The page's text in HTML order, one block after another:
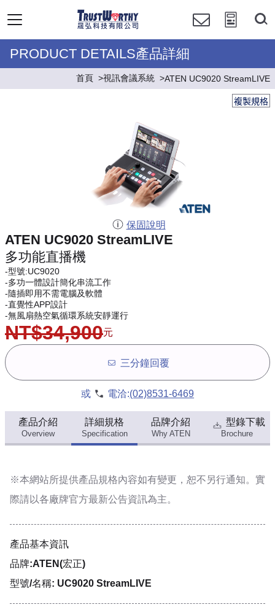
PRODUCT DETAILS產品詳細
首頁 視訊會議系統 ATEN UC9020 StreamLIVE
複製規格
保固說明
ATEN UC9020 StreamLIVE
多功能直播機
-型號:UC9020
-多功一體設計簡化串流工作
-隨插即用不需電腦及軟體
-直覺性APP設計
-無風扇熱空氣循環系統安靜運行
NT$34,900元
三分鐘回覆
或 電洽:(02)8531-6469
產品介紹
Overview
詳細規格
Specification
品牌介紹
Why ATEN
型錄下載
Brochure
※本網站所提供產品規格內容如有變更，恕不另行通知。實
際請以各廠牌官方最新公告資訊為主。
產品基本資訊
品牌:ATEN(宏正)
型號/名稱: UC9020 StreamLIVE